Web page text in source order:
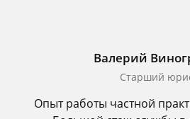
Валерий
Старший
Опыт работы частной